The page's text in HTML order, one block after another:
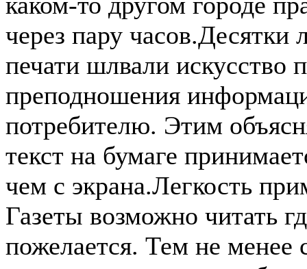
через пару часов.Десятки
печати шлвали искусство
преподношения
потребителю. Этим
текст на бумаге
чем с экрана.Легкость
Газеты возможно читать
пожелается. Тем не менее